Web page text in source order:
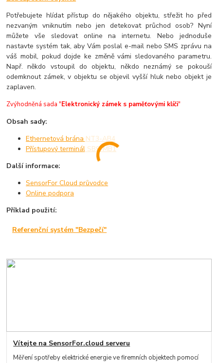
Potřebujete hlídat přístup do nějakého objektu, střežit ho před
nezvaným vniknutím nebo jen detekovat průchod osob? Nyní
můžete vše sledovat online na internetu. Nebo jednoduše
nastavte systém tak, aby Vám poslal e-mail nebo SMS zprávu na
váš mobil, pokud dojde ke změně vámi sledovaného parametru.
Např. někdo vstoupil do objektu, někdo neznámý se pokouší
odemknout zámek, v objektu se objevil vyšší hluk nebo objekt je
zaplaven.
Zvýhodněná sada "Elektronický zámek s paměťovými klíči"
Obsah sady:
Ethernetová brána NT3-AB4
Přístupový terminál SB9-MB1
Další informace:
SensorFor Cloud průvodce
Online podpora
Příklad použití:
Referenční systém "Bezpečí"
Vítejte na SensorFor.cloud serveru
Měření spotřeby elektrické energie ve firemních objektech pomocí